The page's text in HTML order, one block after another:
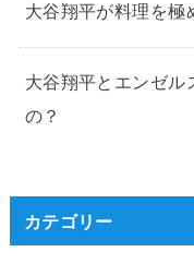
大谷翔平が料理を極
大谷翔平とエンゼル
の？
カテゴリー